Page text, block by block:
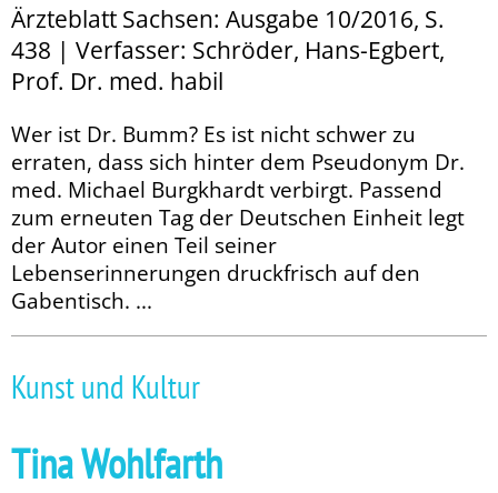
Ärzteblatt Sachsen: Ausgabe 10/2016, S.
438 | Verfasser: Schröder, Hans-Egbert,
Prof. Dr. med. habil
Wer ist Dr. Bumm? Es ist nicht schwer zu
erraten, dass sich hinter dem Pseudonym Dr.
med. Michael Burgkhardt verbirgt. Passend
zum erneuten Tag der Deutschen Einheit legt
der Autor einen Teil seiner
Lebenserinnerungen druckfrisch auf den
Gabentisch. ...
Kunst und Kultur
Tina Wohlfarth